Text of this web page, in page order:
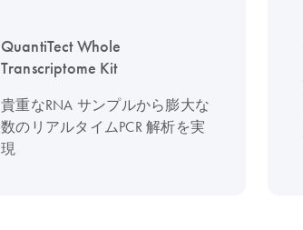
QuantiTect Whole
Transcriptome Kit
貴重なRNA サンプルから膨大な
数のリアルタイムPCR 解析を実
現